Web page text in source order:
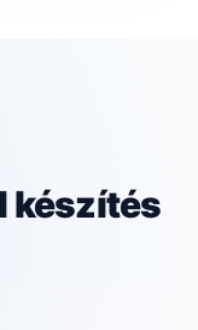
készítés